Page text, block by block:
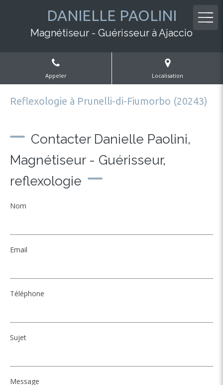
DANIELLE PAOLINI
Magnétiseur - Guérisseur à Ajaccio
Appeler Localisation
Reflexologie à Prunelli-di-Fiumorbo (20243)
Contacter Danielle Paolini,
Magnétiseur - Guérisseur,
reflexologie
Nom
Email
Téléphone
Sujet
Message